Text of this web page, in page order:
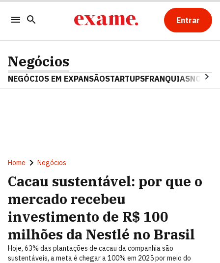
Entrar
Negócios
NEGÓCIOS EM EXPANSÃOSTARTUPSFRANQUIAS
Home Negócios
Cacau sustentável: por que o
mercado recebeu
investimento de R$ 100
milhões da Nestlé no Brasil
Hoje, 63% das plantações de cacau da companhia são
sustentáveis, a meta é chegar a 100% em 2025 por meio do